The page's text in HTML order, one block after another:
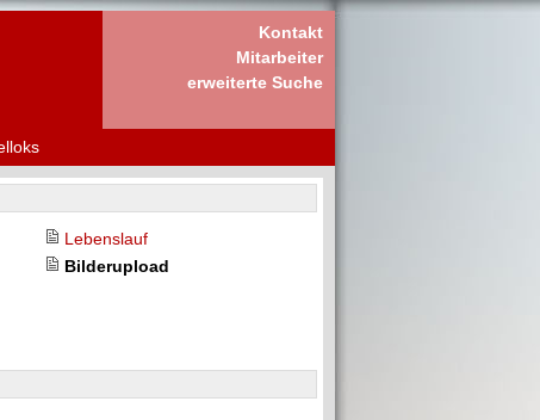
Kontakt
Mitarbeiter
erweiterte Suche
Lebenslauf
Bilderupload